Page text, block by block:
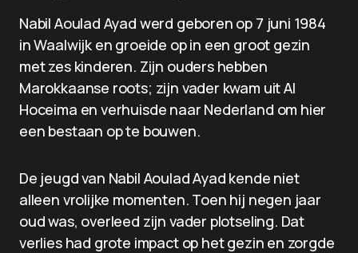
Nabil Aoulad Ayad werd geboren op 7 juni 1984
in Waalwijk en groeide op in een groot gezin
met zes kinderen. Zijn ouders hebben
Marokkaanse roots; zijn vader kwam uit Al
Hoceima en verhuisde naar Nederland om hier
een bestaan op te bouwen.
De jeugd van Nabil Aoulad Ayad kende niet
alleen vrolijke momenten. Toen hij negen jaar
oud was, overleed zijn vader plotseling. Dat
verlies had grote impact op het gezin en zorgde